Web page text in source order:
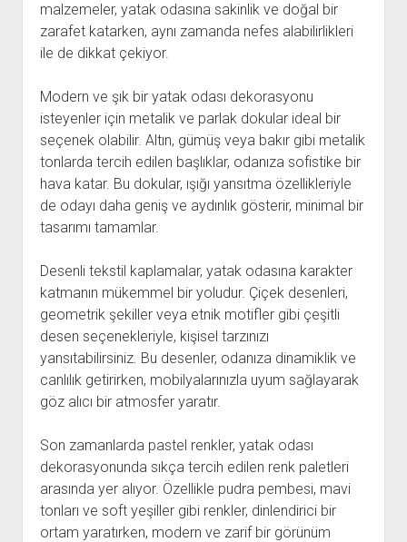
malzemeler, yatak odasına sakinlik ve doğal bir
zarafet katarken, aynı zamanda nefes alabilirlikleri
ile de dikkat çekiyor.
Modern ve şık bir yatak odası dekorasyonu
isteyenler için metalik ve parlak dokular ideal bir
seçenek olabilir. Altın, gümüş veya bakır gibi metalik
tonlarda tercih edilen başlıklar, odanıza sofistike bir
hava katar. Bu dokular, ışığı yansıtma özellikleriyle
de odayı daha geniş ve aydınlık gösterir, minimal bir
tasarımı tamamlar.
Desenli tekstil kaplamalar, yatak odasına karakter
katmanın mükemmel bir yoludur. Çiçek desenleri,
geometrik şekiller veya etnik motifler gibi çeşitli
desen seçenekleriyle, kişisel tarzınızı
yansıtabilirsiniz. Bu desenler, odanıza dinamiklik ve
canlılık getirirken, mobilyalarınızla uyum sağlayarak
göz alıcı bir atmosfer yaratır.
Son zamanlarda pastel renkler, yatak odası
dekorasyonunda sıkça tercih edilen renk paletleri
arasında yer alıyor. Özellikle pudra pembesi, mavi
tonları ve soft yeşiller gibi renkler, dinlendirici bir
ortam yaratırken, modern ve zarif bir görünüm